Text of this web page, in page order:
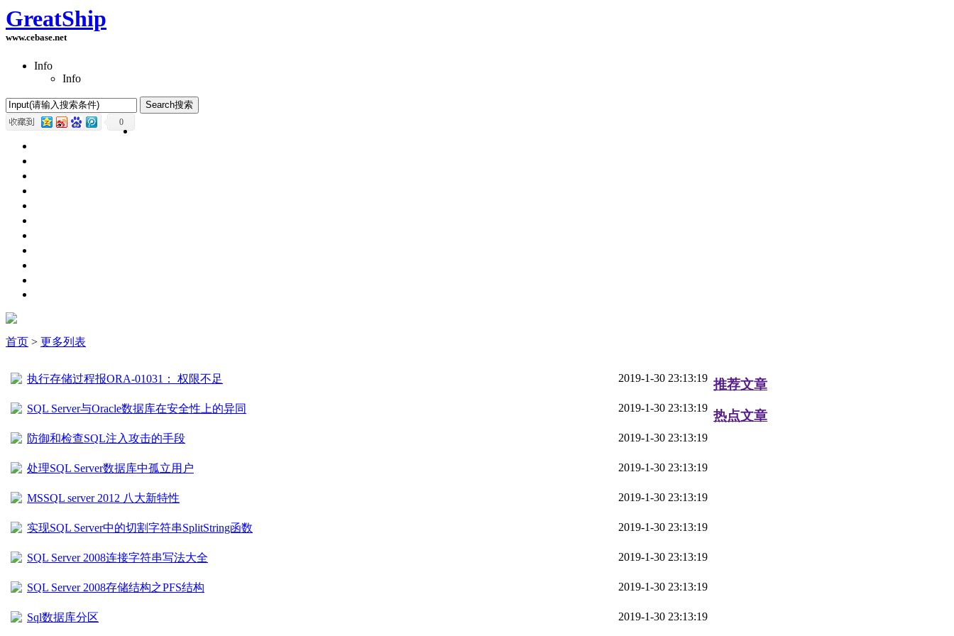
GreatShip
www.cebase.net
Info
Info
0
首页 > 更多列表
执行存储过程报ORA-01031： 权限不足 2019-1-30 23:13:19
SQL Server与Oracle数据库在安全性上的异同 2019-1-30 23:13:19
防御和检查SQL注入攻击的手段 2019-1-30 23:13:19
处理SQL Server数据库中孤立用户 2019-1-30 23:13:19
MSSQL server 2012 八大新特性 2019-1-30 23:13:19
实现SQL Server中的切割字符串SplitString函数 2019-1-30 23:13:19
SQL Server 2008连接字符串写法大全 2019-1-30 23:13:19
SQL Server 2008存储结构之PFS结构 2019-1-30 23:13:19
Sql数据库分区 2019-1-30 23:13:19
推荐文章
热点文章